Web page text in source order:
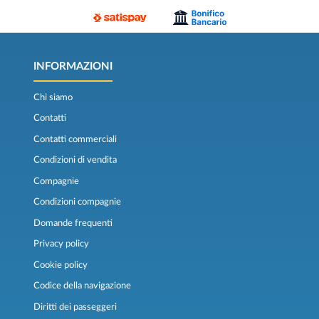
INFORMAZIONI
Chi siamo
Contatti
Contatti commerciali
Condizioni di vendita
Compagnie
Condizioni compagnie
Domande frequenti
Privacy policy
Cookie policy
Codice della navigazione
Diritti dei passeggeri